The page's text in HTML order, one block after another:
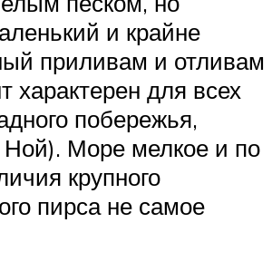
и крайне
приливам и отливам
характерен для всех
побережья,
Море мелкое и по
крупного
пирса не самое